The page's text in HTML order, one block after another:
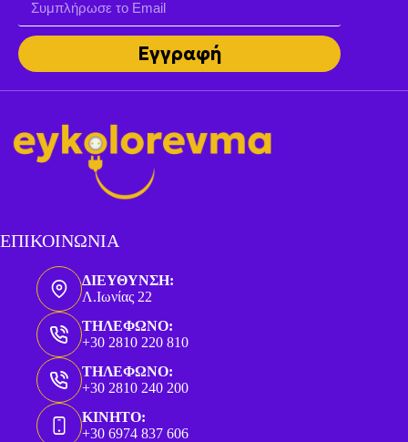
Εγγραφή
ΕΠΙΚΟΙΝΩΝΙΑ
ΔΙΕΥΘΥΝΣΗ:
Λ.Ιωνίας 22
ΤΗΛΕΦΩΝΟ:
+30 2810 220 810
ΤΗΛΕΦΩΝΟ:
+30 2810 240 200
ΚΙΝΗΤΟ:
+30 6974 837 606